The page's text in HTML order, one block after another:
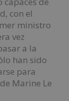
con el
ministro
vez
a la
han sido
para
Marine Le